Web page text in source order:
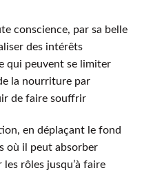
conscience, par sa belle
des intérêts
qui peuvent se limiter
la nourriture par
de faire souffrir
en déplaçant le fond
où il peut absorber
rôles jusqu’à faire